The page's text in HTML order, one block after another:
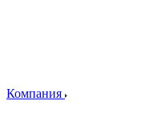
Компания